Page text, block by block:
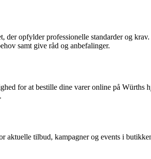
der opfylder professionelle standarder og
samt give råd og anbefalinger.
for at bestille dine varer online på
aktuelle tilbud, kampagner og events i